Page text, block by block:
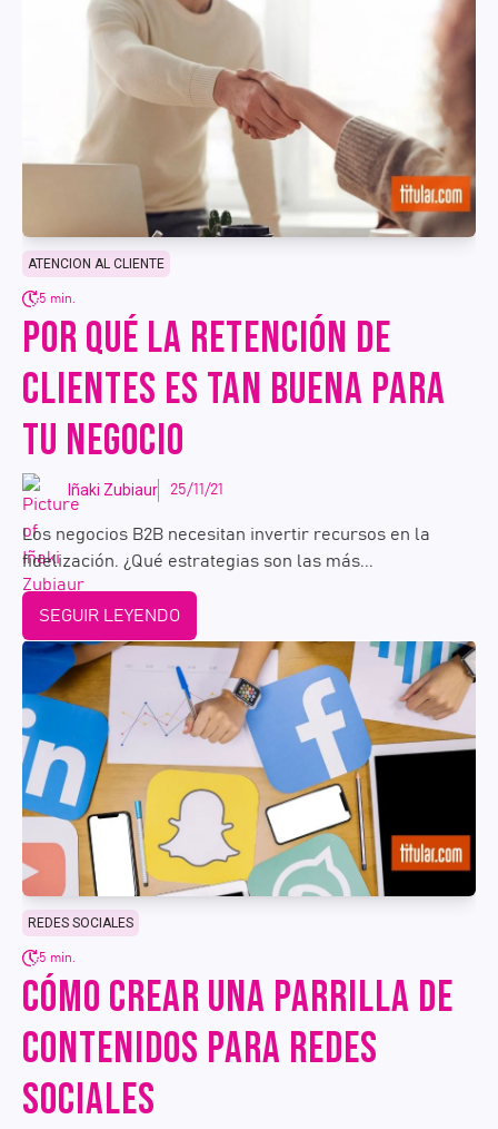
ATENCION AL CLIENTE
5 min.
POR QUÉ LA RETENCIÓN DE
CLIENTES ES TAN BUENA PARA
TU NEGOCIO
Iñaki Zubiaur 25/11/21
Los negocios B2B necesitan invertir recursos en la
fidelización. ¿Qué estrategias son las más...
SEGUIR LEYENDO
REDES SOCIALES
5 min.
CÓMO CREAR UNA PARRILLA DE
CONTENIDOS PARA REDES
SOCIALES